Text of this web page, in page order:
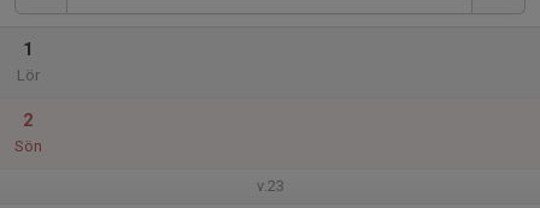
1
Lör
2
Sön
v.23